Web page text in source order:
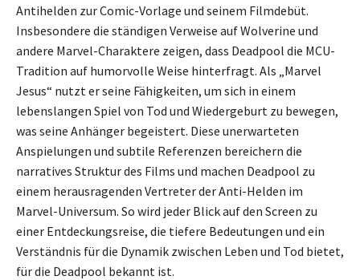
Antihelden zur Comic-Vorlage und seinem Filmdebüt.
Insbesondere die ständigen Verweise auf Wolverine und
andere Marvel-Charaktere zeigen, dass Deadpool die MCU-
Tradition auf humorvolle Weise hinterfragt. Als „Marvel
Jesus“ nutzt er seine Fähigkeiten, um sich in einem
lebenslangen Spiel von Tod und Wiedergeburt zu bewegen,
was seine Anhänger begeistert. Diese unerwarteten
Anspielungen und subtile Referenzen bereichern die
narratives Struktur des Films und machen Deadpool zu
einem herausragenden Vertreter der Anti-Helden im
Marvel-Universum. So wird jeder Blick auf den Screen zu
einer Entdeckungsreise, die tiefere Bedeutungen und ein
Verständnis für die Dynamik zwischen Leben und Tod bietet,
für die Deadpool bekannt ist.